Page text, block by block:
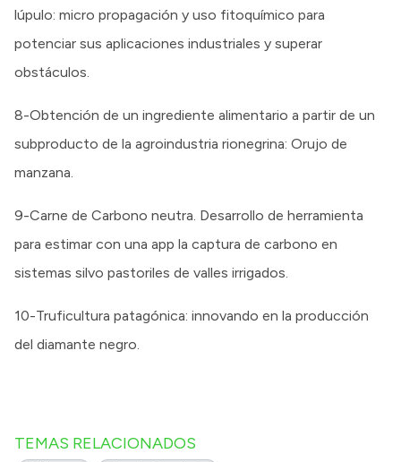
lúpulo: micro propagación y uso fitoquímico para
potenciar sus aplicaciones industriales y superar
obstáculos.
8-Obtención de un ingrediente alimentario a partir de un
subproducto de la agroindustria rionegrina: Orujo de
manzana.
9-Carne de Carbono neutra. Desarrollo de herramienta
para estimar con una app la captura de carbono en
sistemas silvo pastoriles de valles irrigados.
10-Truficultura patagónica: innovando en la producción
del diamante negro.
TEMAS RELACIONADOS